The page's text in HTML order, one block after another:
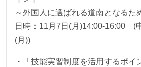
～外国人に選ばれる道南となるた
日時：11月7日(月)14:00-16:00 (
(月))
・「技能実習制度を活用するポイ